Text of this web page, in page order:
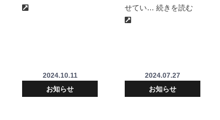
せてい… 続きを読む
2024.10.11
お知らせ
2024.07.27
お知らせ